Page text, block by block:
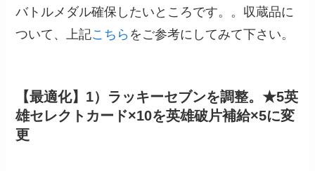
バトルメダル確保したいところです。。収蔵品に
ついて、上記こちら をご参考にしてみて下さい。
【最適化】1）ラッキーセブンを調整。★5英
雄セレクトカード×10を英雄破片補給×5に変
更